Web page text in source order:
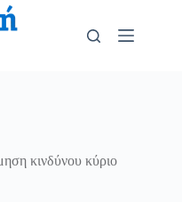
κινδύνου κύριο